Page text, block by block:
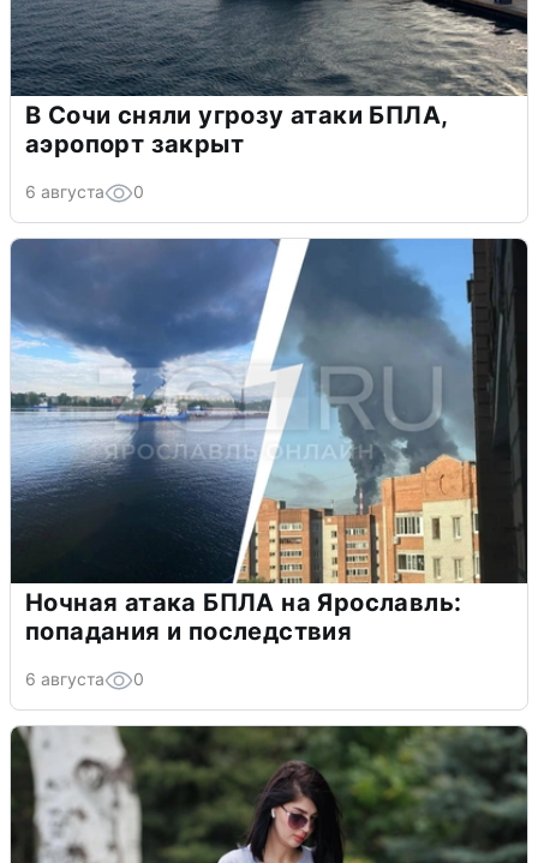
В Сочи сняли угрозу атаки БПЛА,
аэропорт закрыт
6 августа 0
Ночная атака БПЛА на Ярославль:
попадания и последствия
6 августа 0